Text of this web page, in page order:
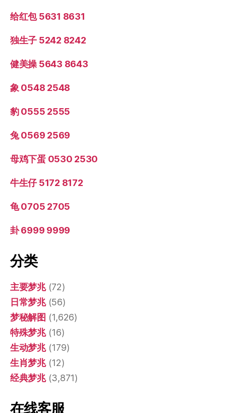
给红包 5631 8631
独生子 5242 8242
健美操 5643 8643
象 0548 2548
豹 0555 2555
兔 0569 2569
母鸡下蛋 0530 2530
牛生仔 5172 8172
龟 0705 2705
卦 6999 9999
分类
主要梦兆(72)
日常梦兆(56)
梦秘解图 (1,626)
特殊梦兆(16)
生动梦兆(179)
生肖梦兆(12)
经典梦兆(3,871)
在线客服